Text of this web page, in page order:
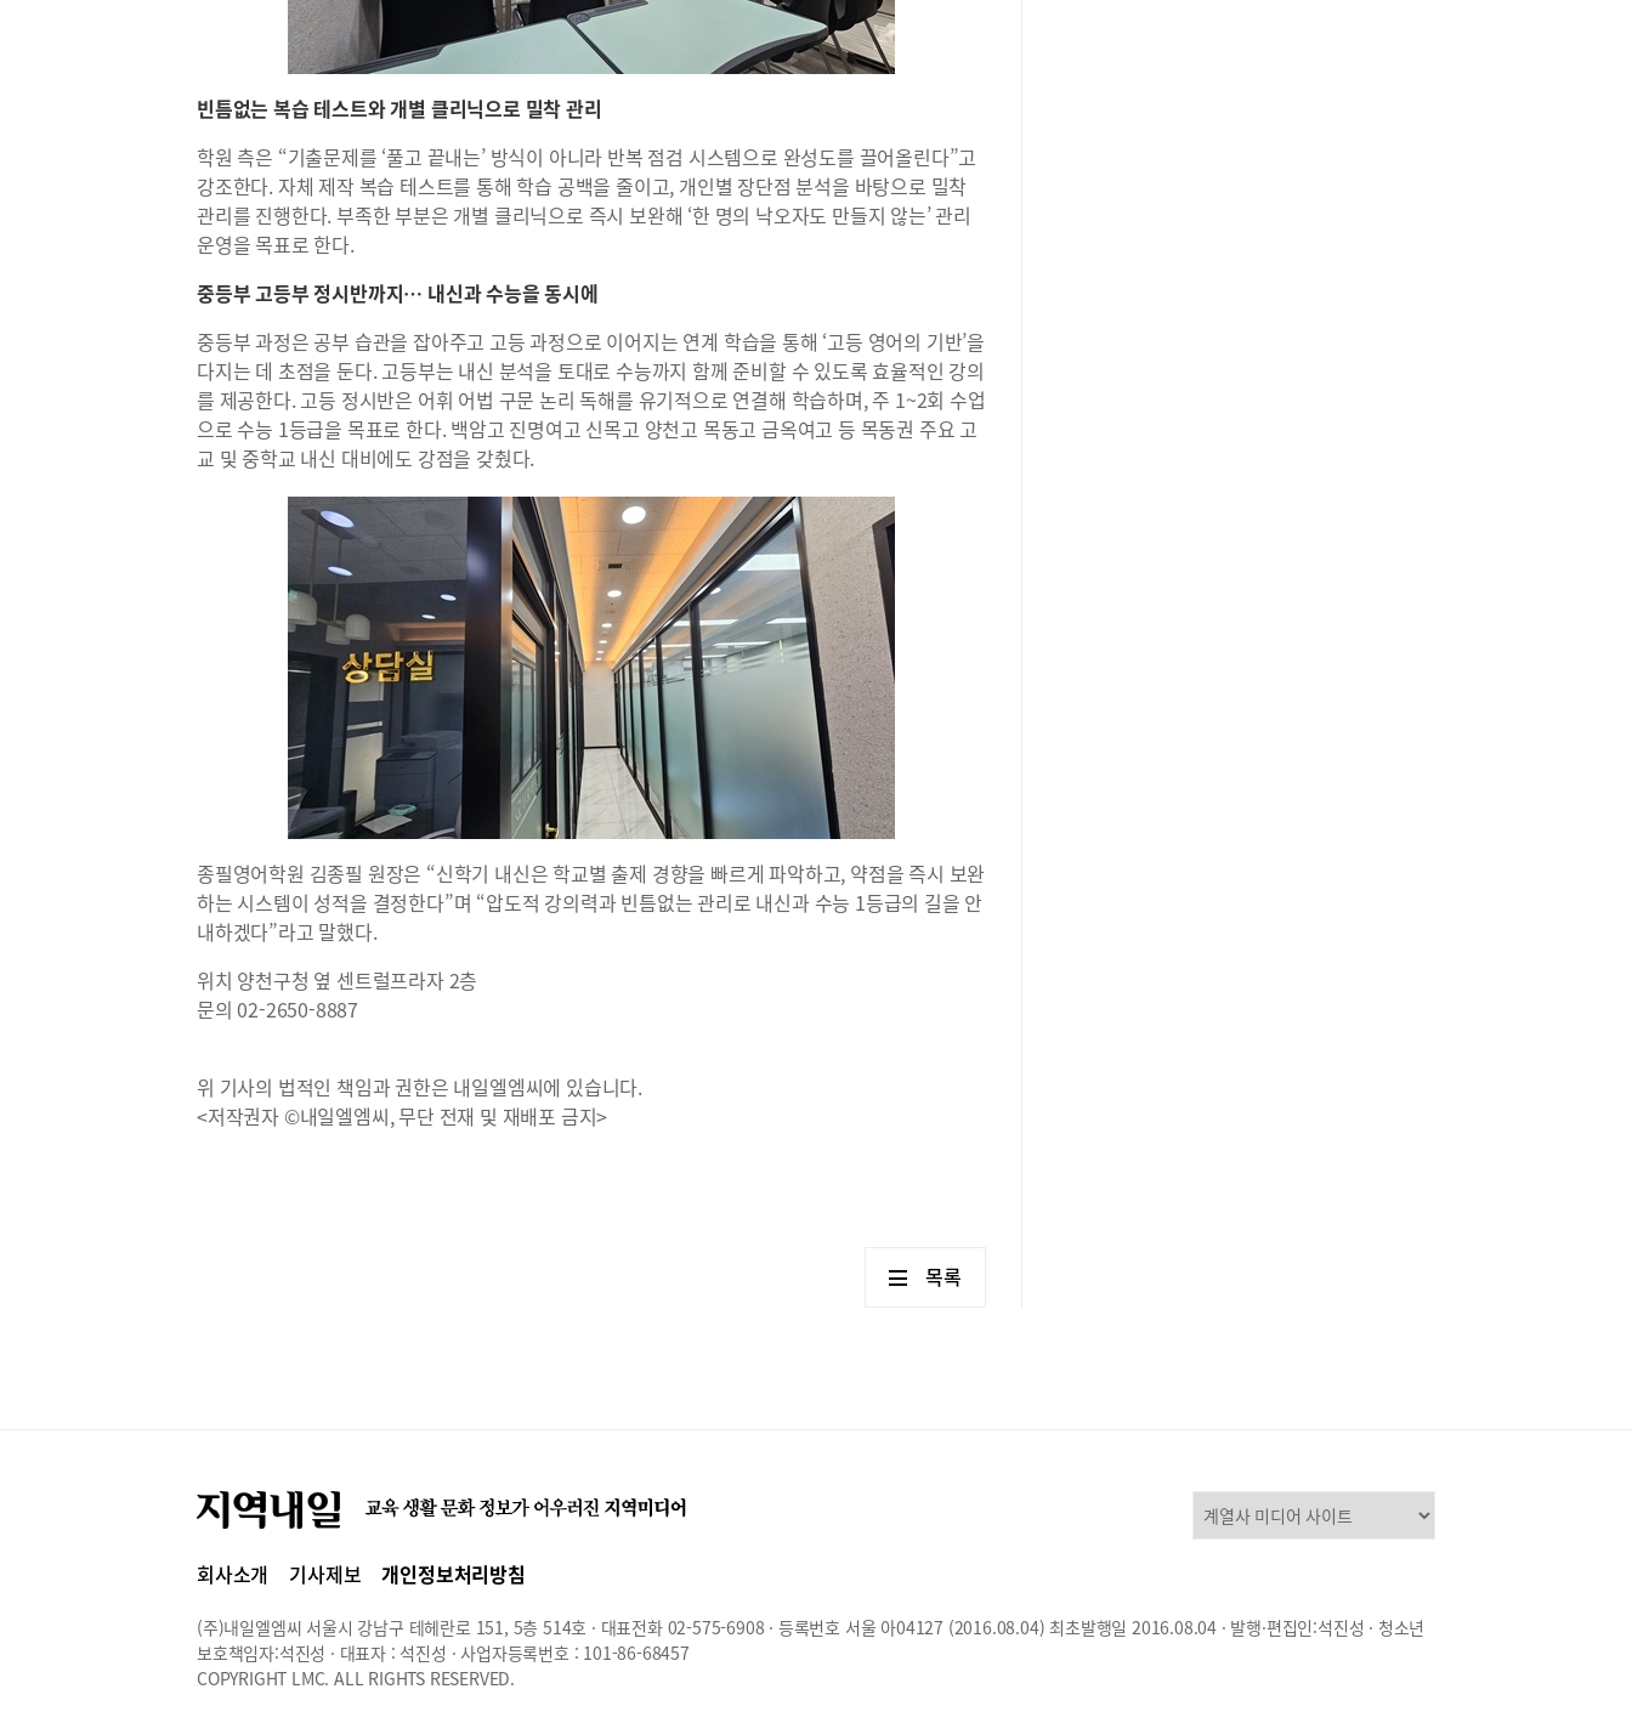
빈틈없는 복습 테스트와 개별 클리닉으로 밀착 관리
학원 측은 “기출문제를 ‘풀고 끝내는’ 방식이 아니라 반복 점검 시스템으로 완성도를 끌어올린다”고
강조한다. 자체 제작 복습 테스트를 통해 학습 공백을 줄이고, 개인별 장단점 분석을 바탕으로 밀착
관리를 진행한다. 부족한 부분은 개별 클리닉으로 즉시 보완해 ‘한 명의 낙오자도 만들지 않는’ 관리
운영을 목표로 한다.
중등부 고등부 정시반까지… 내신과 수능을 동시에
중등부 과정은 공부 습관을 잡아주고 고등 과정으로 이어지는 연계 학습을 통해 ‘고등 영어의 기반’을
다지는 데 초점을 둔다. 고등부는 내신 분석을 토대로 수능까지 함께 준비할 수 있도록 효율적인 강의
를 제공한다. 고등 정시반은 어휘 어법 구문 논리 독해를 유기적으로 연결해 학습하며, 주 1~2회 수업
으로 수능 1등급을 목표로 한다. 백암고 진명여고 신목고 양천고 목동고 금옥여고 등 목동권 주요 고
교 및 중학교 내신 대비에도 강점을 갖췄다.
종필영어학원 김종필 원장은 “신학기 내신은 학교별 출제 경향을 빠르게 파악하고, 약점을 즉시 보완
하는 시스템이 성적을 결정한다”며 “압도적 강의력과 빈틈없는 관리로 내신과 수능 1등급의 길을 안
내하겠다”라고 말했다.
위치 양천구청 옆 센트럴프라자 2층
문의 02-2650-8887
위 기사의 법적인 책임과 권한은 내일엘엠씨에 있습니다.
<저작권자 ©내일엘엠씨, 무단 전재 및 재배포 금지>
목록
회사소개 기사제보 개인정보처리방침
(주)내일엘엠씨 서울시 강남구 테헤란로 151, 5층 514호 · 대표전화 02-575-6908 · 등록번호 서울 아04127 (2016.08.04) 최초발행일 2016.08.04 · 발행·편집인:석진성 · 청소년
보호책임자:석진성 · 대표자 : 석진성 · 사업자등록번호 : 101-86-68457
COPYRIGHT LMC. ALL RIGHTS RESERVED.